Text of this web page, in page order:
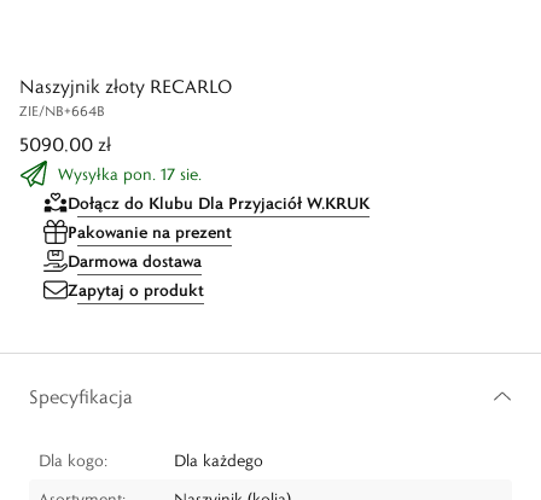
Naszyjnik złoty RECARLO
ZIE/NB+664B
5090,00 zł
Wysyłka pon. 17 sie.
Dołącz do Klubu Dla Przyjaciół W.KRUK
Pakowanie na prezent
Darmowa dostawa
Zapytaj o produkt
Specyfikacja
Dla kogo:
Dla każdego